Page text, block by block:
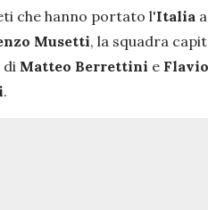
che hanno portato l'Italia
Musetti, la squadra
Matteo Berrettini e
.